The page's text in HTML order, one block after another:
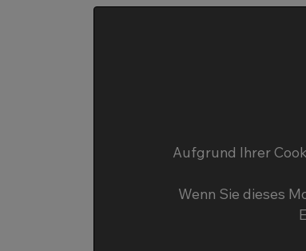
Aufgrund Ihrer
Wenn Sie dieses